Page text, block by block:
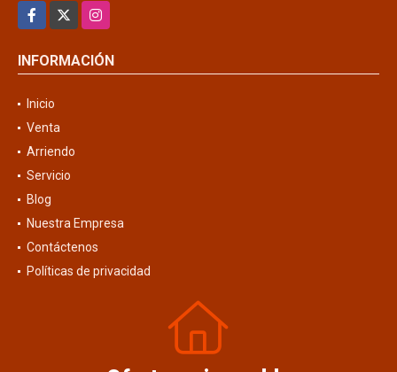
Facebook
Instagram
INFORMACIÓN
Inicio
Venta
Arriendo
Servicio
Blog
Nuestra Empresa
Contáctenos
Políticas de privacidad